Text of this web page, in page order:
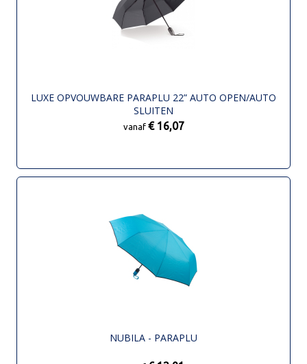
LUXE OPVOUWBARE PARAPLU 22” AUTO OPEN/AUTO
SLUITEN
vanaf € 16,07
NUBILA - PARAPLU